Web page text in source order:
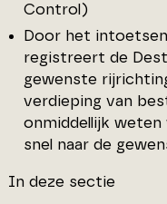
Control)
Door het
registreert de
gewenste
verdieping van
onmiddellijk
snel naar de
In deze sectie